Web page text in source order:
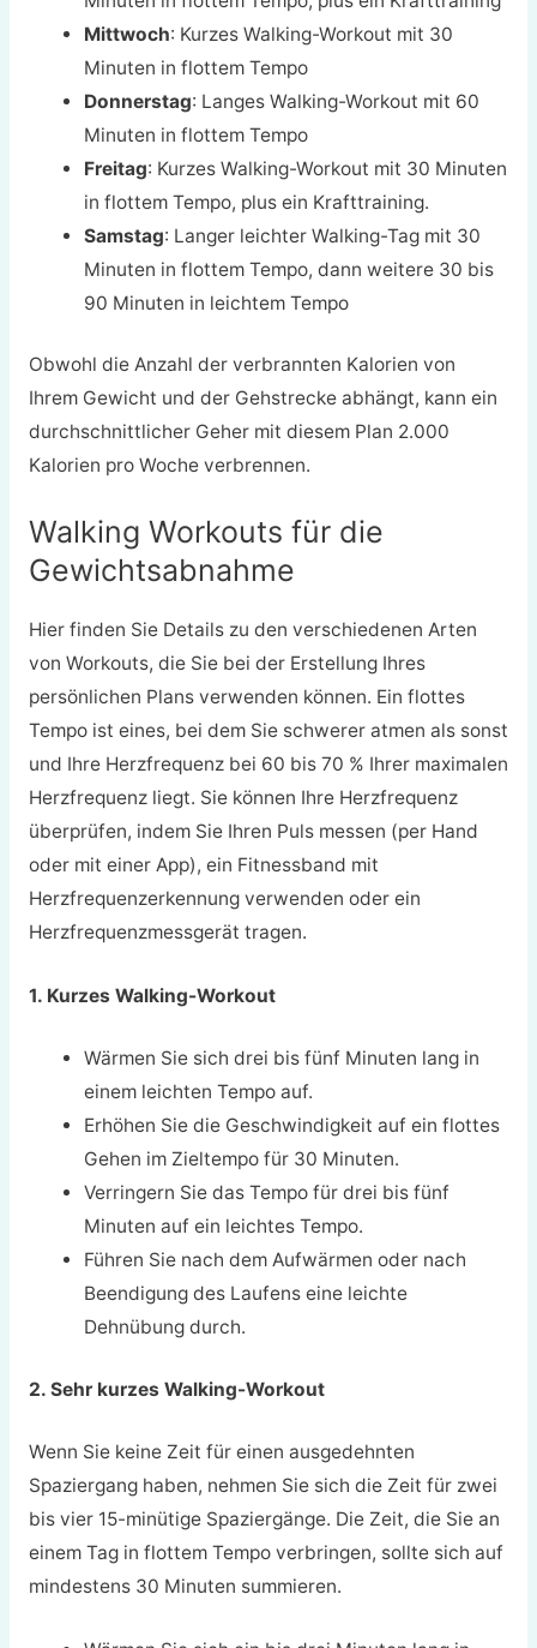
Mittwoch: Kurzes Walking-Workout mit 30
Minuten in flottem Tempo
Donnerstag: Langes Walking-Workout mit 60
Minuten in flottem Tempo
Freitag: Kurzes Walking-Workout mit 30 Minuten
in flottem Tempo, plus ein Krafttraining.
Samstag: Langer leichter Walking-Tag mit 30
Minuten in flottem Tempo, dann weitere 30 bis
90 Minuten in leichtem Tempo
Obwohl die Anzahl der verbrannten Kalorien von
Ihrem Gewicht und der Gehstrecke abhängt, kann ein
durchschnittlicher Geher mit diesem Plan 2.000
Kalorien pro Woche verbrennen.
Walking Workouts für die
Gewichtsabnahme
Hier finden Sie Details zu den verschiedenen Arten
von Workouts, die Sie bei der Erstellung Ihres
persönlichen Plans verwenden können. Ein flottes
Tempo ist eines, bei dem Sie schwerer atmen als sonst
und Ihre Herzfrequenz bei 60 bis 70 % Ihrer maximalen
Herzfrequenz liegt. Sie können Ihre Herzfrequenz
überprüfen, indem Sie Ihren Puls messen (per Hand
oder mit einer App), ein Fitnessband mit
Herzfrequenzerkennung verwenden oder ein
Herzfrequenzmessgerät tragen.
1. Kurzes Walking-Workout
Wärmen Sie sich drei bis fünf Minuten lang in
einem leichten Tempo auf.
Erhöhen Sie die Geschwindigkeit auf ein flottes
Gehen im Zieltempo für 30 Minuten.
Verringern Sie das Tempo für drei bis fünf
Minuten auf ein leichtes Tempo.
Führen Sie nach dem Aufwärmen oder nach
Beendigung des Laufens eine leichte
Dehnübung durch.
2. Sehr kurzes Walking-Workout
Wenn Sie keine Zeit für einen ausgedehnten
Spaziergang haben, nehmen Sie sich die Zeit für zwei
bis vier 15-minütige Spaziergänge. Die Zeit, die Sie an
einem Tag in flottem Tempo verbringen, sollte sich auf
mindestens 30 Minuten summieren.